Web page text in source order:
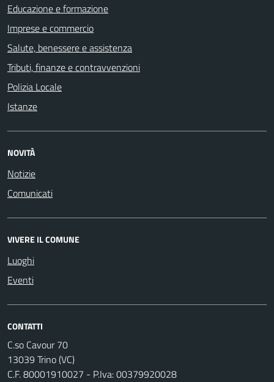
Educazione e formazione
Imprese e commercio
Salute, benessere e assistenza
Tributi, finanze e contravvenzioni
Polizia Locale
Istanze
NOVITÀ
Notizie
Comunicati
VIVERE IL COMUNE
Luoghi
Eventi
CONTATTI
C.so Cavour 70
13039 Trino (VC)
C.F. 80001910027 - P.Iva: 00379920028